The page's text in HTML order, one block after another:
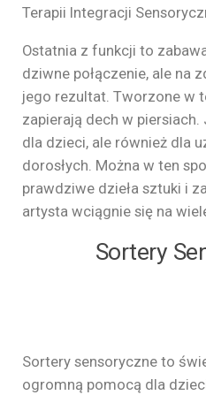
Terapii Integracji
Ostatnia z funkcji to
dziwne połączenie, ale na
jego rezultat. Tworzone w
zapierają dech w
dla dzieci, ale również dla
dorosłych. Można w ten
prawdziwe dzieła sztuki i
artysta wciągnie się na
Sortery
Sortery sensoryczne to
ogromną pomocą dla